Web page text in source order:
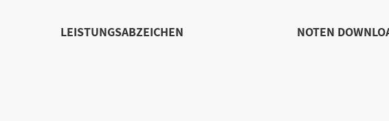
LEISTUNGSABZEICHEN NOTEN